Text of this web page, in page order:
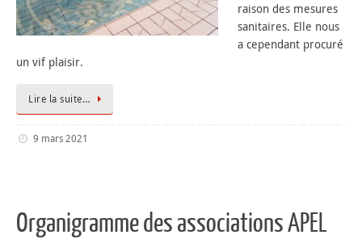
raison des mesures
sanitaires. Elle nous
a cependant procuré
un vif plaisir.
Lire la suite…
9 mars 2021
Organigramme des associations APEL